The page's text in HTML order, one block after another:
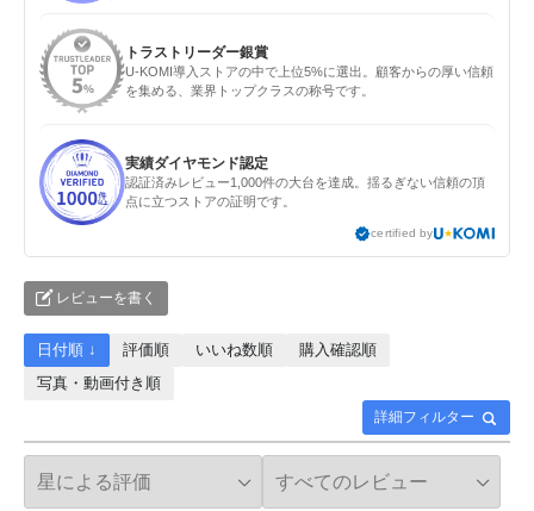
トラストリーダー銀賞
U-KOMI導入ストアの中で上位5%に選出。顧客からの厚い信頼
を集める、業界トップクラスの称号です。
実績ダイヤモンド認定
認証済みレビュー1,000件の大台を達成。揺るぎない信頼の頂
点に立つストアの証明です。
certified by
レビューを書く
詳細フィルター
日付順 ↓ 評価順 いいね数順
購入確認順
写真・動画付き順